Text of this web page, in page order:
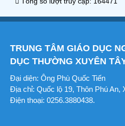
TRUNG TÂM GIÁO DỤC
DỤC THƯỜNG XUYÊN
Đại diện: Ông Phù Quốc Tiến
Địa chỉ: Quốc lộ 19, Thôn Phú An,
Điện thoại: 0256.3880438.